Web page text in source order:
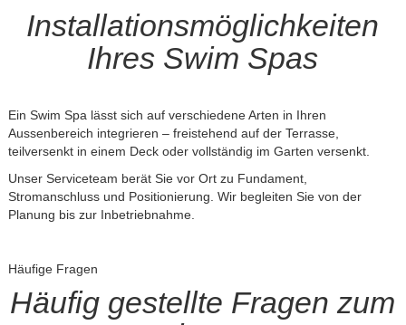
Installationsmöglichkeiten
Ihres Swim Spas
Ein Swim Spa lässt sich auf verschiedene Arten in Ihren
Aussenbereich integrieren – freistehend auf der Terrasse,
teilversenkt in einem Deck oder vollständig im Garten versenkt.
Unser Serviceteam berät Sie vor Ort zu Fundament,
Stromanschluss und Positionierung. Wir begleiten Sie von der
Planung bis zur Inbetriebnahme.
Häufige Fragen
Häufig gestellte Fragen zum